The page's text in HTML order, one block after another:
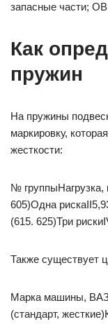
запасные части;
Как
пружин
На пружины
маркировку,
жесткости:
№ группыНагрузка,
605)Одна
(615. 625)Три
Также существует
Марка машины,
(стандарт,